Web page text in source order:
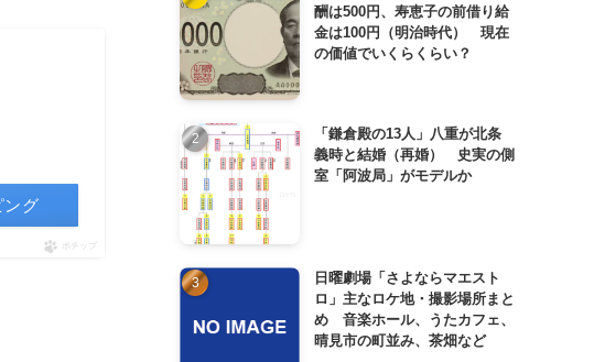
ング
ポチップ
酬は500円、寿恵子の前借り給
金は100円（明治時代） 現在
の価値でいくらくらい？
「鎌倉殿の13人」八重が北条
義時と結婚（再婚） 史実の側
室「阿波局」がモデルか
日曜劇場「さよならマエスト
ロ」主なロケ地・撮影場所まと
め 音楽ホール、うたカフェ、
晴見市の町並み、茶畑など